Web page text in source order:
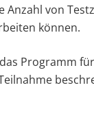
Anzahl von
können.
Programm